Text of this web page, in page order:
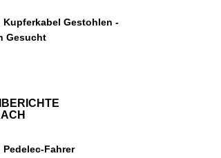
Kupferkabel Gestohlen -
Gesucht
Pedelec-Fahrer